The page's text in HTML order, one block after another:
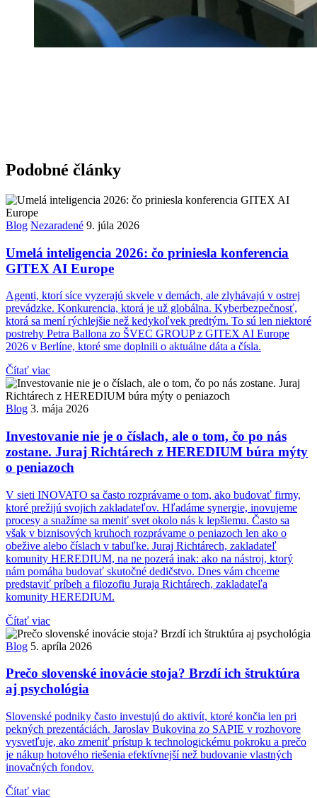
Podobné články
Blog Nezaradené 9. júla 2026
Umelá inteligencia 2026: čo priniesla konferencia
GITEX AI Europe
Agenti, ktorí síce vyzerajú skvele v demách, ale zlyhávajú v ostrej
prevádzke. Konkurencia, ktorá je už globálna. Kyberbezpečnosť,
ktorá sa mení rýchlejšie než kedykoľvek predtým. To sú len niektoré
postrehy Petra Ballona zo ŠVEC GROUP z GITEX AI Europe
2026 v Berlíne, ktoré sme doplnili o aktuálne dáta a čísla.
Čítať viac
Blog 3. mája 2026
Investovanie nie je o číslach, ale o tom, čo po nás
zostane. Juraj Richtárech z HEREDIUM búra mýty
o peniazoch
V sieti INOVATO sa často rozprávame o tom, ako budovať firmy,
ktoré prežijú svojich zakladateľov. Hľadáme synergie, inovujeme
procesy a snažíme sa meniť svet okolo nás k lepšiemu. Často sa
však v biznisových kruhoch rozprávame o peniazoch len ako o
obežive alebo číslach v tabuľke. Juraj Richtárech, zakladateľ
komunity HEREDIUM, na ne pozerá inak: ako na nástroj, ktorý
nám pomáha budovať skutočné dedičstvo. Dnes vám chceme
predstaviť príbeh a filozofiu Juraja Richtárech, zakladateľa
komunity HEREDIUM.
Čítať viac
Blog 5. apríla 2026
Prečo slovenské inovácie stoja? Brzdí ich štruktúra
aj psychológia
Slovenské podniky často investujú do aktivít, ktoré končia len pri
pekných prezentáciách. Jaroslav Bukovina zo SAPIE v rozhovore
vysvetľuje, ako zmeniť prístup k technologickému pokroku a prečo
je nákup hotového riešenia efektívnejší než budovanie vlastných
inovačných fondov.
Čítať viac